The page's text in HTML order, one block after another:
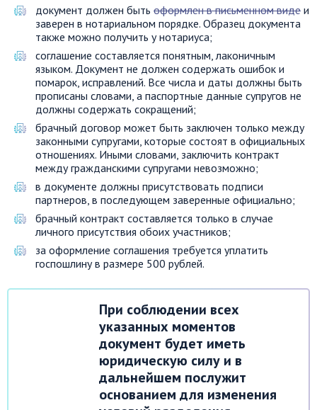
документ должен быть оформлен в письменном виде и
заверен в нотариальном порядке. Образец документа
также можно получить у нотариуса;
соглашение составляется понятным, лаконичным
языком. Документ не должен содержать ошибок и
помарок, исправлений. Все числа и даты должны быть
прописаны словами, а паспортные данные супругов не
должны содержать сокращений;
брачный договор может быть заключен только между
законными супругами, которые состоят в официальных
отношениях. Иными словами, заключить контракт
между гражданскими супругами невозможно;
в документе должны присутствовать подписи
партнеров, в последующем заверенные официально;
брачный контракт составляется только в случае
личного присутствия обоих участников;
за оформление соглашения требуется уплатить
госпошлину в размере 500 рублей.
При соблюдении всех
указанных моментов
документ будет иметь
юридическую силу и в
дальнейшем послужит
основанием для изменения